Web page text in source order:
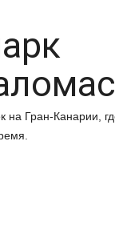
на Гран-Канарии,